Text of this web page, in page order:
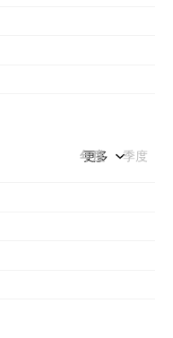
年度 季度
更多